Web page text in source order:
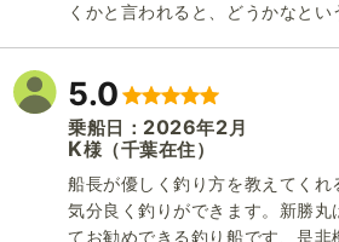
くかと言われると、どうかなとい
5.0
乗船日： 2026年2 月
K様 （千葉在住）
船長が優しく釣り方を教えてくれ
気分良く釣りができます。新勝丸
てお勧めできる釣り船です、是